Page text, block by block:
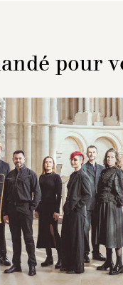
pour